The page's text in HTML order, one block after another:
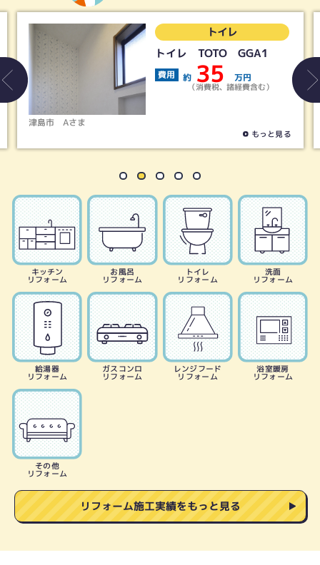
津島市 Aさま
トイレ
トイレ TOTO GGA1
費用 約 35 万円
（消費税、諸経費含む）
もっと見る
キッチン
リフォーム
お風呂
リフォーム
トイレ
リフォーム
洗面
リフォーム
給湯器
リフォーム
ガスコンロ
リフォーム
レンジフード
リフォーム
浴室暖房
リフォーム
その他
リフォーム
リフォーム施工実績をもっと見る